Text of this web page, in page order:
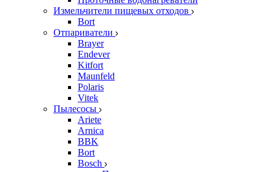
Измельчители пищевых отходов
Bort
Отпариватели
Brayer
Endever
Kitfort
Maunfeld
Polaris
Vitek
Пылесосы
Ariete
Arnica
BBK
Bort
Bosch